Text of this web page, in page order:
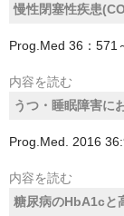
慢性閉塞性疾患
Prog.Med 36：
内容を読む
うつ・睡眠障害に
Prog.Med. 2016
内容を読む
糖尿病のHbA1cと